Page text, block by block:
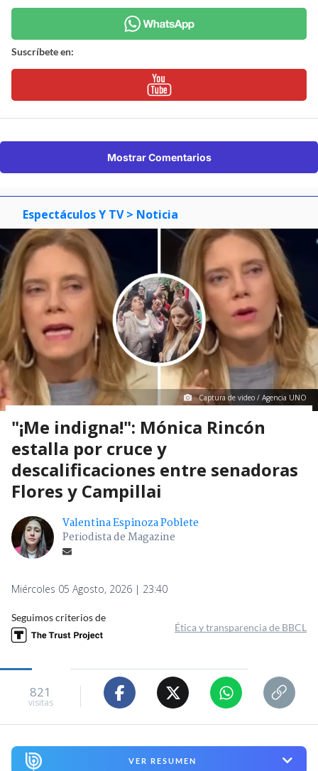
Suscríbete en:
Mostrar Comentarios
Espectáculos Y TV > Noticia
Captura de video / Agencia UNO
"¡Me indigna!": Mónica Rincón
estalla por cruce y
descalificaciones entre senadoras
Flores y Campillai
Valentina Espinoza Poblete
Periodista de Magazine
Miércoles 05 Agosto, 2026 | 23:40
Seguimos criterios de
Ética y transparencia de BBCL
821
visitas
VER RESUMEN